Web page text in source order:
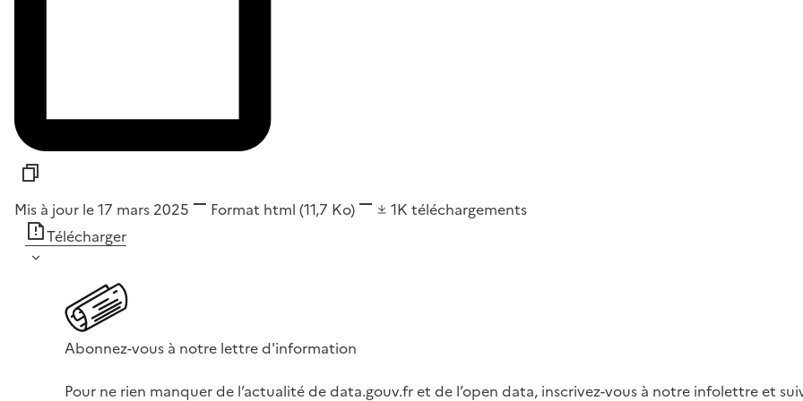
Mis à jour le 17 mars 2025 Format html (11,7 Ko) 1K téléchargements
Télécharger
Abonnez-vous à notre lettre d'information
Pour ne rien manquer de l’actualité de data.gouv.fr et de l’open data, inscrivez-vous à notre infolettre et